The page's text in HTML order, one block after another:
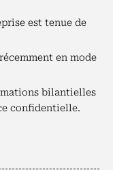
est tenue de
en mode
bilantielles
confidentielle.